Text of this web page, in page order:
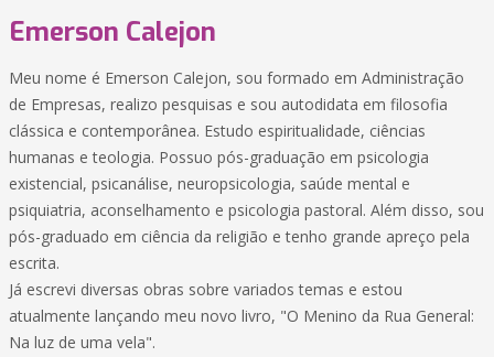
Emerson Calejon
Meu nome é Emerson Calejon, sou formado em Administração
de Empresas, realizo pesquisas e sou autodidata em filosofia
clássica e contemporânea. Estudo espiritualidade, ciências
humanas e teologia. Possuo pós-graduação em psicologia
existencial, psicanálise, neuropsicologia, saúde mental e
psiquiatria, aconselhamento e psicologia pastoral. Além disso, sou
pós-graduado em ciência da religião e tenho grande apreço pela
escrita.
Já escrevi diversas obras sobre variados temas e estou
atualmente lançando meu novo livro, "O Menino da Rua General:
Na luz de uma vela".